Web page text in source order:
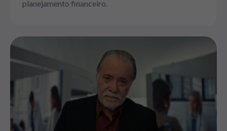
planejamento financeiro.